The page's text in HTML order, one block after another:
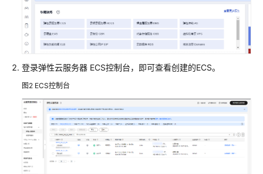
作
快
部
署
开
始
登录弹性云服务器 ECS控制台，即可查看创建的ECS。
图2 ECS控制台